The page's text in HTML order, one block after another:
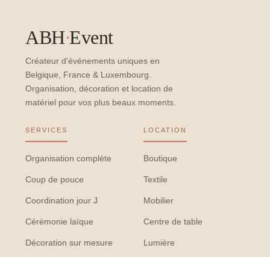
ABH·Event
Créateur d'événements uniques en
Belgique, France & Luxembourg.
Organisation, décoration et location de
matériel pour vos plus beaux moments.
SERVICES
Organisation complète
Coup de pouce
Coordination jour J
Cérémonie laïque
Décoration sur mesure
LOCATION
Boutique
Textile
Mobilier
Centre de table
Lumière